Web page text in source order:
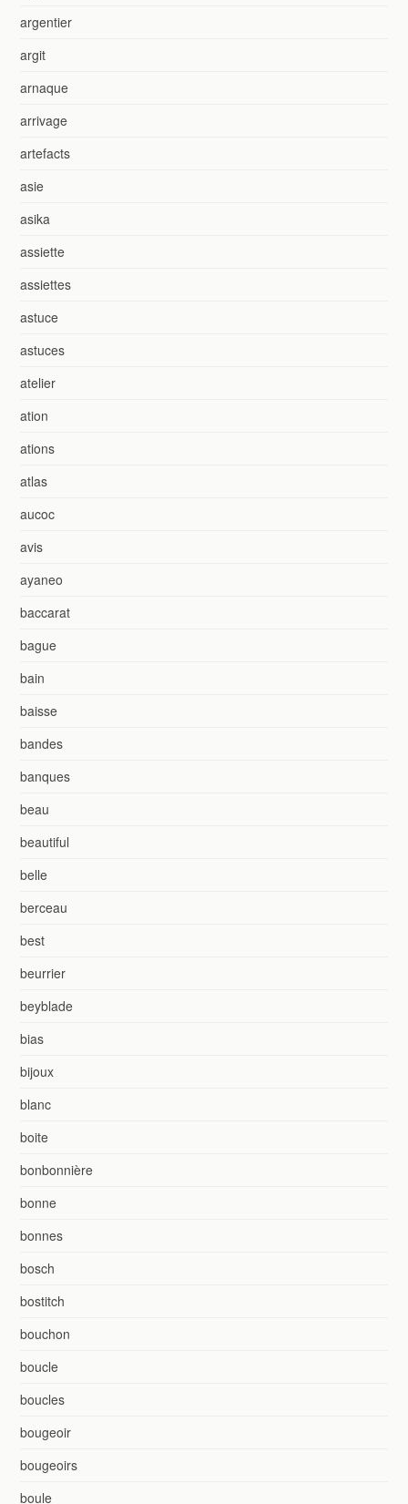
argentier
argit
arnaque
arrivage
artefacts
asie
asika
assiette
assiettes
astuce
astuces
atelier
ation
ations
atlas
aucoc
avis
ayaneo
baccarat
bague
bain
baisse
bandes
banques
beau
beautiful
belle
berceau
best
beurrier
beyblade
bias
bijoux
blanc
boite
bonbonnière
bonne
bonnes
bosch
bostitch
bouchon
boucle
boucles
bougeoir
bougeoirs
boule